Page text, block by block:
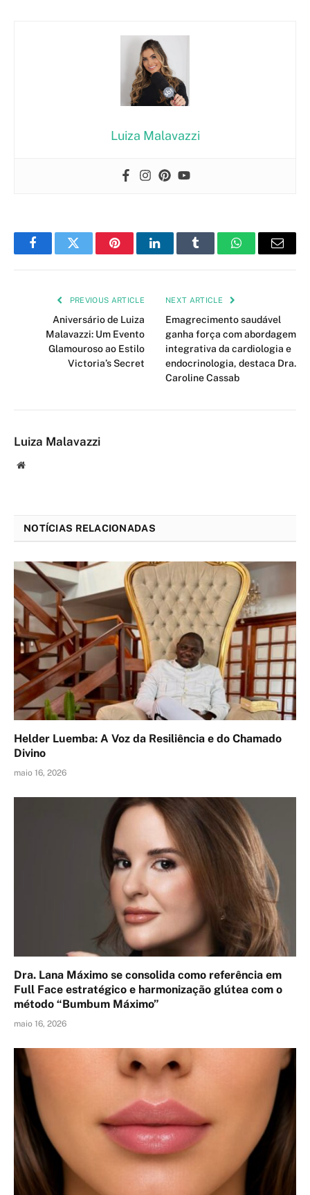
Luiza Malavazzi
FacebookTwitter PinterestLinkedInTumblr WhatsAppEmail
PREVIOUS ARTICLE
Aniversário de Luiza
Malavazzi: Um Evento
Glamouroso ao Estilo
Victoria’s Secret
NEXT ARTICLE
Emagrecimento saudável
ganha força com abordagem
integrativa da cardiologia e
endocrinologia, destaca Dra.
Caroline Cassab
Luiza Malavazzi
Website
NOTÍCIAS RELACIONADAS
Helder Luemba: A Voz da Resiliência e do Chamado
Divino
maio 16, 2026
Dra. Lana Máximo se consolida como referência em
Full Face estratégico e harmonização glútea com o
método “Bumbum Máximo”
maio 16, 2026